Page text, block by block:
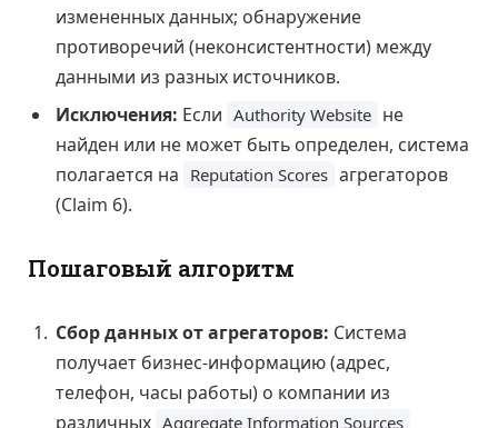
измененных данных; обнаружение
противоречий (неконсистентности) между
данными из разных источников.
Исключения: Если Authority Website не
найден или не может быть определен, система
полагается на Reputation Scores агрегаторов
(Claim 6).
Пошаговый алгоритм
Сбор данных от агрегаторов: Система
получает бизнес-информацию (адрес,
телефон, часы работы) о компании из
различных Aggregate Information Sources